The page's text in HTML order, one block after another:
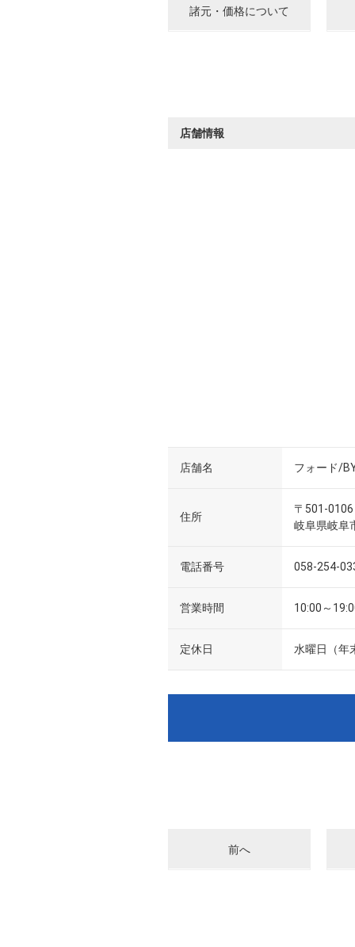
諸元・価格について
店舗情報
店舗名 フォード/
住所
〒501-0106
岐阜県岐阜
電話番号 058-254-
営業時間 10:00～
定休日 水曜日（年
前へ